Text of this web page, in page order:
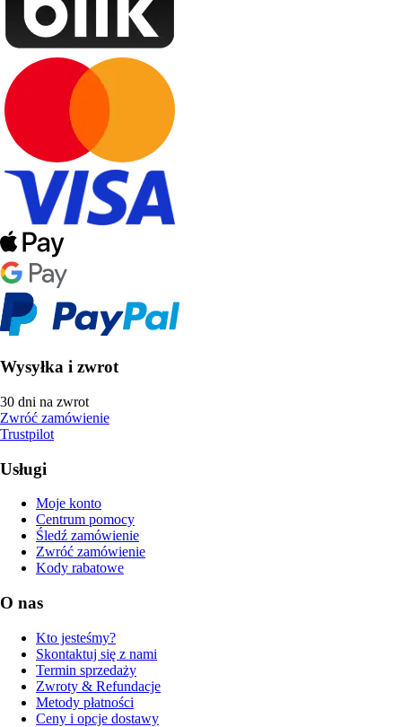
Wysyłka i zwrot
30 dni na zwrot
Zwróć zamówienie
Trustpilot
Usługi
Moje konto
Centrum pomocy
Śledź zamówienie
Zwróć zamówienie
Kody rabatowe
O nas
Kto jesteśmy?
Skontaktuj się z nami
Termin sprzedaży
Zwroty & Refundacje
Metody płatności
Ceny i opcje dostawy